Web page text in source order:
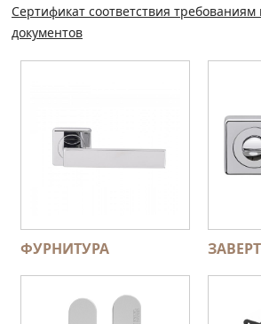
Сертификат соответствия
документов
ФУРНИТУРА